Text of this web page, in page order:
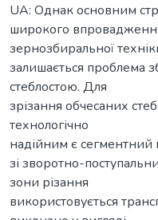
UA: Однак основним
широкого
зернозбиральної
залишається проблема
стеблостою. Для
зрізання обчесаних
технологічно
надійним є сегментний
зі зворотно-
зони різання
використовується